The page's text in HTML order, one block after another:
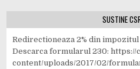
SUSTINE
Redirectioneaza 2% din
Descarca formularul 230:
content/uploads/2017/02/